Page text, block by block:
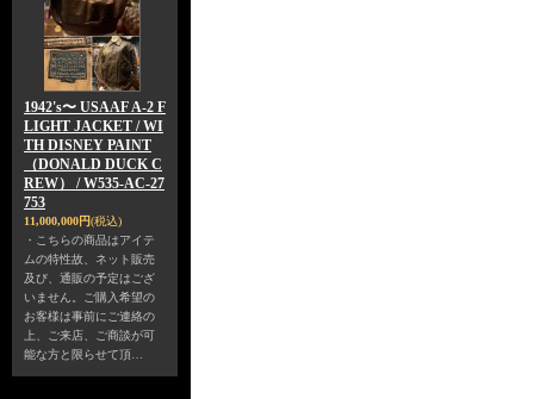
1942's〜 USAAF A-2 F
LIGHT JACKET / WI
TH DISNEY PAINT
（DONALD DUCK C
REW） / W535-AC-27
753
11,000,000円(税込)
・こちらの商品はアイテ
ムの特性故、ネット販売
及び、通販の予定はござ
いません。ご購入希望の
お客様は事前にご連絡の
上、ご来店、ご商談が可
能な方と限らせて頂…